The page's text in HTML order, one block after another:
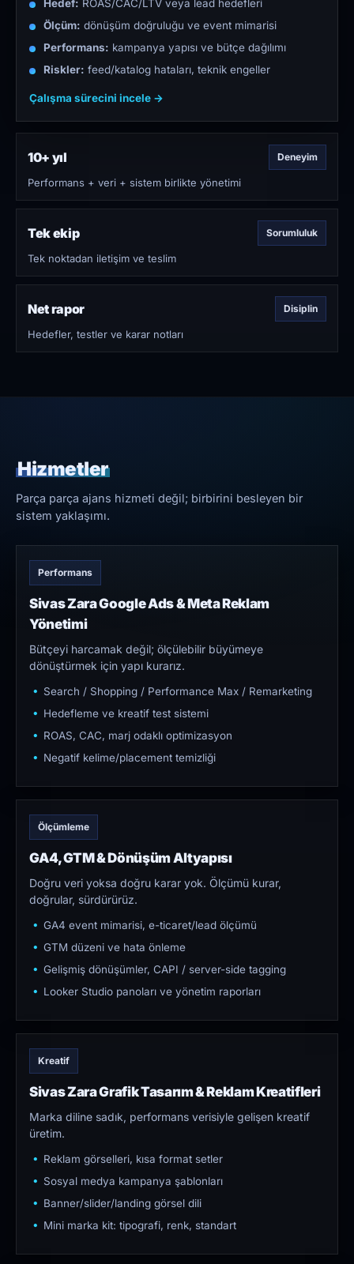
Hedef: ROAS/CAC/LTV veya lead hedefleri
Ölçüm: dönüşüm doğruluğu ve event mimarisi
Performans: kampanya yapısı ve bütçe dağılımı
Riskler: feed/katalog hataları, teknik engeller
Çalışma sürecini incele →
10+ yıl Deneyim
Performans + veri + sistem birlikte yönetimi
Tek ekip Sorumluluk
Tek noktadan iletişim ve teslim
Net rapor Disiplin
Hedefler, testler ve karar notları
Hizmetler
Parça parça ajans hizmeti değil; birbirini besleyen bir
sistem yaklaşımı.
Performans
Sivas Zara Google Ads & Meta Reklam
Yönetimi
Bütçeyi harcamak değil; ölçülebilir büyümeye
dönüştürmek için yapı kurarız.
Search / Shopping / Performance Max / Remarketing
Hedefleme ve kreatif test sistemi
ROAS, CAC, marj odaklı optimizasyon
Negatif kelime/placement temizliği
Ölçümleme
GA4, GTM & Dönüşüm Altyapısı
Doğru veri yoksa doğru karar yok. Ölçümü kurar,
doğrular, sürdürürüz.
GA4 event mimarisi, e-ticaret/lead ölçümü
GTM düzeni ve hata önleme
Gelişmiş dönüşümler, CAPI / server-side tagging
Looker Studio panoları ve yönetim raporları
Kreatif
Sivas Zara Grafik Tasarım & Reklam Kreatifleri
Marka diline sadık, performans verisiyle gelişen kreatif
üretim.
Reklam görselleri, kısa format setler
Sosyal medya kampanya şablonları
Banner/slider/landing görsel dili
Mini marka kit: tipografi, renk, standart